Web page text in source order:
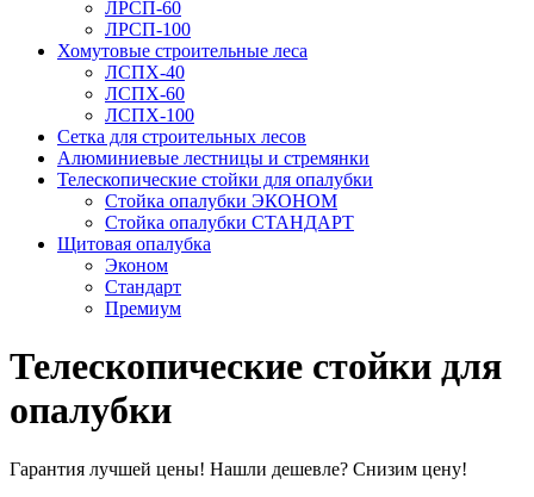
ЛРСП-60
ЛРСП-100
Хомутовые строительные леса
ЛСПХ-40
ЛСПХ-60
ЛСПХ-100
Сетка для строительных лесов
Алюминиевые лестницы и стремянки
Телескопические стойки для опалубки
Стойка опалубки ЭКОНОМ
Стойка опалубки СТАНДАРТ
Щитовая опалубка
Эконом
Стандарт
Премиум
Телескопические стойки для
опалубки
Гарантия лучшей цены! Нашли дешевле? Снизим цену!